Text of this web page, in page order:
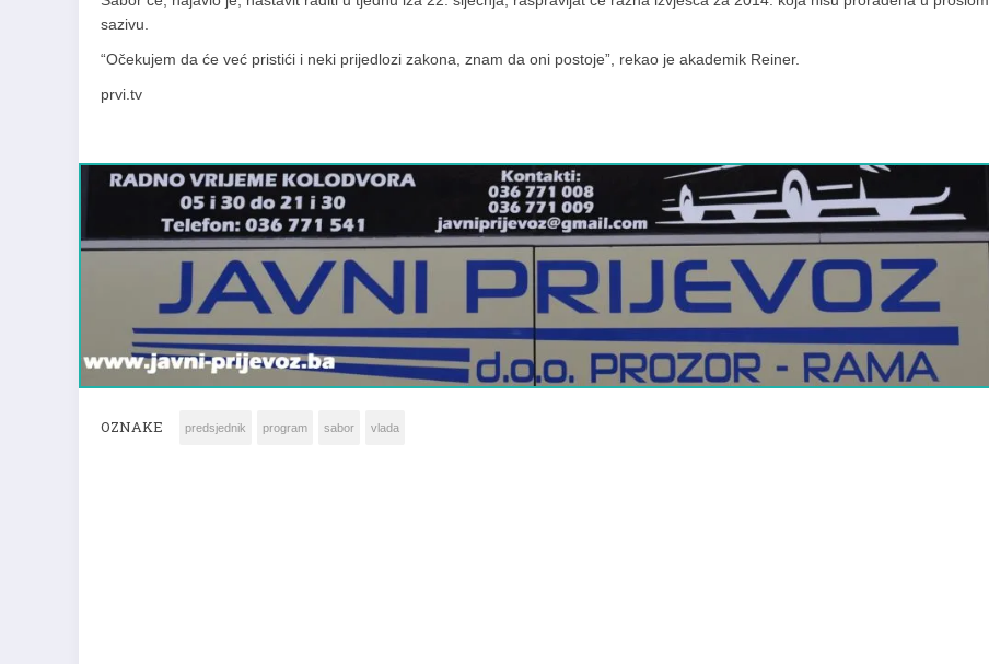
sazivu.
“Očekujem da će već pristići i neki prijedlozi zakona, znam da oni postoje”, rekao je akademik Reiner.
prvi.tv